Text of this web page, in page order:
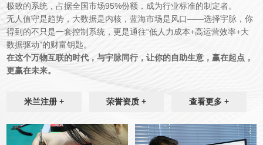
极致的系统，占据全国市场95%份额，成为行业标准的制定者。
无人值守是趋势，大数据是内核，蓝海市场是风口——选择宇脉，你
得到的不只是一套控制系统，更是通往“低人力成本+高运营效率+大
数据驱动”的财富钥匙。
在这个万物互联的时代，与宇脉同行，让你的自助生意，赢在起点，
更赢在未来。
米兰注册 + 荣誉资质 + 查看更多 +